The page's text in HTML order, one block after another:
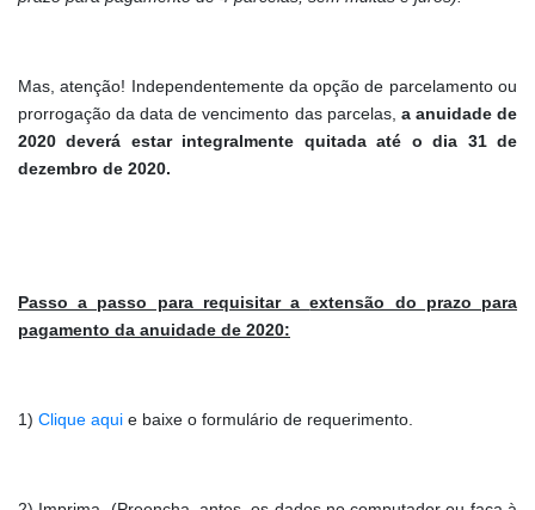
Mas, atenção! Independentemente da opção de parcelamento ou
prorrogação da data de vencimento das parcelas, a anuidade de
2020 deverá estar integralmente quitada até o dia 31 de
dezembro de 2020.
Passo a passo para requisitar aextensão do prazo para
pagamento da anuidade de 2020:
1) Clique aqui e baixe o formulário de requerimento.